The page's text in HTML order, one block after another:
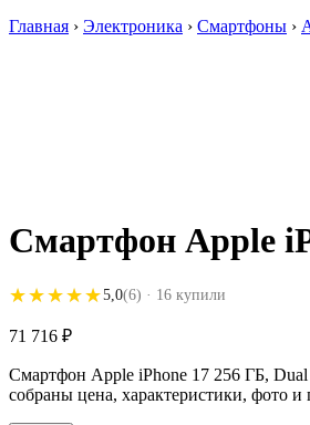
Главная › Электроника › Смартфоны ›
Смартфон Apple
★★★★★
★★★★★5,0(6) · 16 купили
71 716 ₽
Смартфон Apple iPhone 17 256 ГБ,
собраны цена, характеристики, фото